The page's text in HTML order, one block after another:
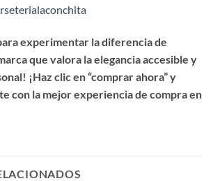
experimentar la diferencia de
que valora la elegancia accesible y
¡Haz clic en “comprar ahora” y
con la mejor experiencia de compra en